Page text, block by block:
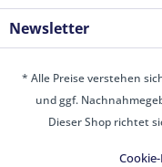
Newsletter
* Alle Preise verstehen
und ggf.
Dieser Shop richtet